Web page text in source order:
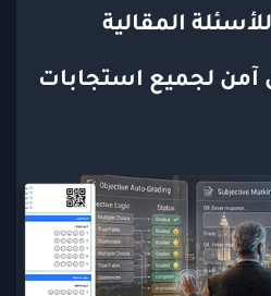
المقالية
لجميع استجابات